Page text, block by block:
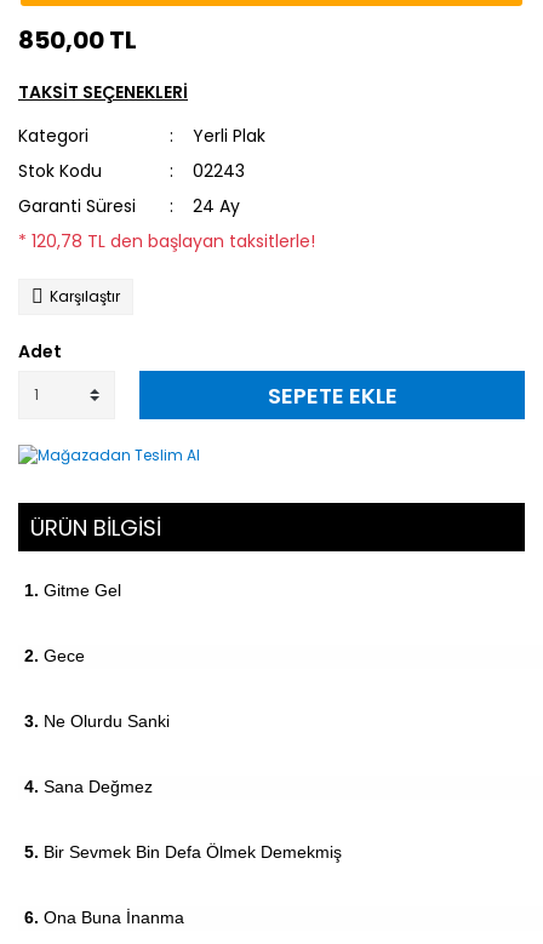
850,00 TL
TAKSİT SEÇENEKLERİ
Kategori
Yerli Plak
Stok Kodu
02243
Garanti Süresi
24 Ay
* 120,78 TL den başlayan taksitlerle!
Karşılaştır
Adet
SEPETE EKLE
ÜRÜN BİLGİSİ
1. Gitme Gel
2. Gece
3. Ne Olurdu Sanki
4. Sana Değmez
5. Bir Sevmek Bin Defa Ölmek Demekmiş
6. Ona Buna İnanma